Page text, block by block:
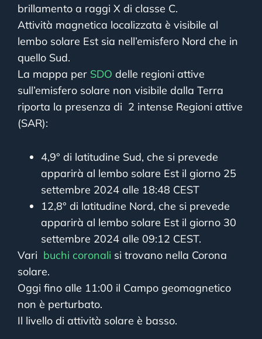
brillamento a raggi X di classe C.
Attività magnetica localizzata è visibile al
lembo solare Est sia nell’emisfero Nord che in
quello Sud.
La mappa per SDO delle regioni attive
sull’emisfero solare non visibile dalla Terra
riporta la presenza di 2 intense Regioni attive
(SAR):
4,9° di latitudine Sud, che si prevede
apparirà al lembo solare Est il giorno 25
settembre 2024 alle 18:48 CEST
12,8° di latitudine Nord, che si prevede
apparirà al lembo solare Est il giorno 30
settembre 2024 alle 09:12 CEST.
Vari buchi coronali si trovano nella Corona
solare.
Oggi fino alle 11:00 il Campo geomagnetico
non è perturbato.
Il livello di attività solare è basso.